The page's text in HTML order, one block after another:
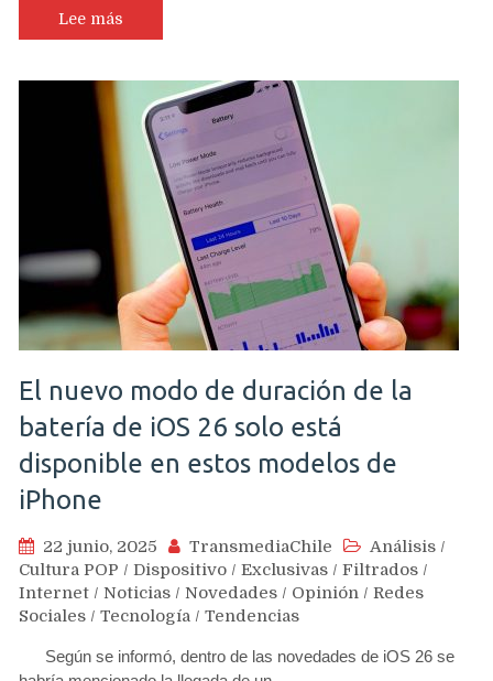
Lee más
El nuevo modo de duración de la
batería de iOS 26 solo está
disponible en estos modelos de
iPhone
22 junio, 2025 TransmediaChile Análisis /
Cultura POP / Dispositivo / Exclusivas / Filtrados /
Internet / Noticias / Novedades / Opinión / Redes
Sociales / Tecnología / Tendencias
Según se informó, dentro de las novedades de iOS 26 se